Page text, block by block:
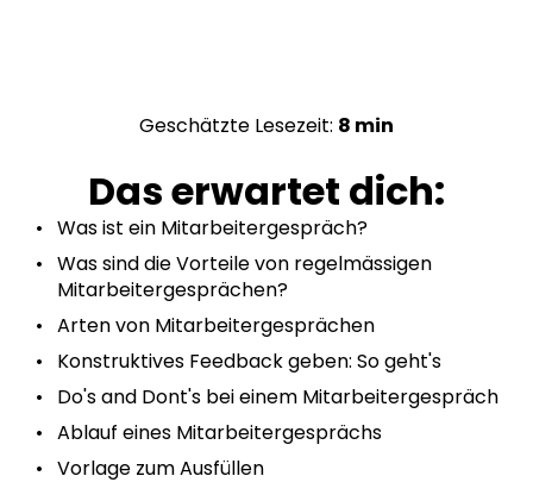
Geschätzte Lesezeit: 8 min
Das erwartet dich:
Was ist ein Mitarbeitergespräch?
Was sind die Vorteile von regelmässigen
Mitarbeitergesprächen?
Arten von Mitarbeitergesprächen
Konstruktives Feedback geben: So geht's
Do's and Dont's bei einem Mitarbeitergespräch
Ablauf eines Mitarbeitergesprächs
Vorlage zum Ausfüllen